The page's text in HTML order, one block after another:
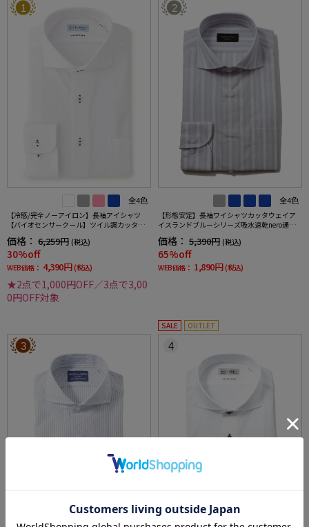
1
全4色
【冷感/完全ノーアイロン】長袖アイシャツ
【バイオセンサークール】ツイル調カッタウ
汗速乾ワイシャツ春夏
価格： 6,259円 (税込)
30%off
WEB価格： 4,390円 (税込)
★2点で1,000円OFF／3点で3,00
0円OFF対象
2
全4色
【形態安定】長袖ワイシャツカッタウェイア
イスランドブルーシリーズ吸水速乾nero通年
価格： 5,390円 (税込)
65%off
WEB価格： 1,890円 (税込)
3
SALE OUTLET
4